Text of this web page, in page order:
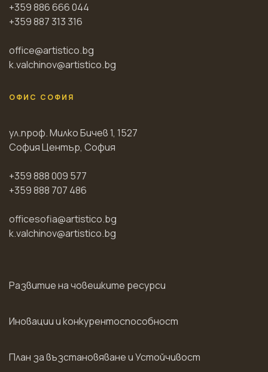
+359 886 666 044
+359 887 313 316
office@artistico.bg
k.valchinov@artistico.bg
ОФИС СОФИЯ
ул.проф. Милко Бичев 1, 1527
София Център, София
+359 888 009 577
+359 888 707 486
officesofia@artistico.bg
k.valchinov@artistico.bg
Развитие на човешките ресурси
Иновации и конкурентоспособност
План за възстановяване и Устойчивост